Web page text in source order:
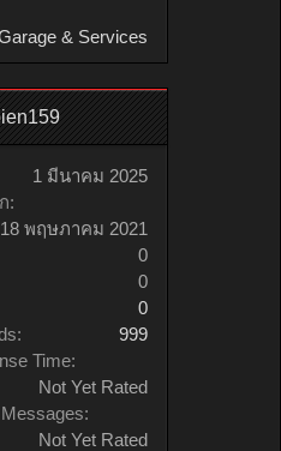
& Services
1 มีนาคม 2025
:
18 พฤษภาคม 2021
0
0
0
999
Time:
Not Yet Rated
Not Yet Rated